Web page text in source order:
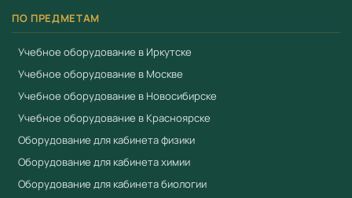
ПО ПРЕДМЕТАМ
Учебное оборудование в Иркутске
Учебное оборудование в Москве
Учебное оборудование в Новосибирске
Учебное оборудование в Красноярске
Оборудование для кабинета физики
Оборудование для кабинета химии
Оборудование для кабинета биологии